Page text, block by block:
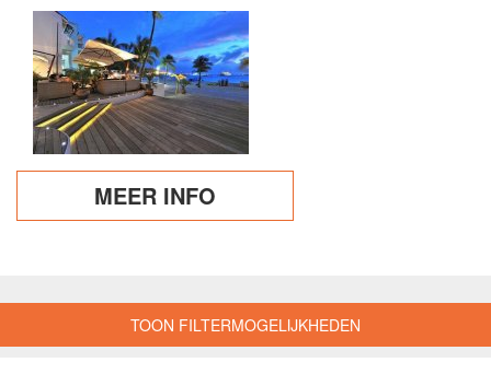
MEER INFO
TOON FILTERMOGELIJKHEDEN